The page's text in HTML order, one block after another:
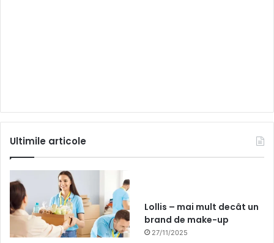
Ultimile articole
Lollis – mai mult decât un
brand de make-up
27/11/2025